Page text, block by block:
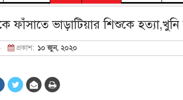
ফাঁসাতে ভাড়াটিয়ার শিশুকে
প্রকাশ: ১০ জুন, ২০২০